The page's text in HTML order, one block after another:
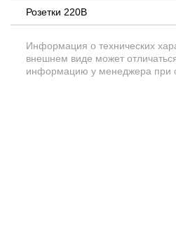
Розетки 220В
Информация о технических
внешнем виде может
информацию у менеджера при